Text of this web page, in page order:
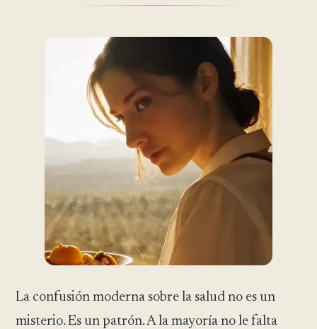
La confusión moderna sobre la salud no es un
misterio. Es un patrón. A la mayoría no le falta